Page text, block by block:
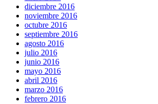
diciembre 2016
noviembre 2016
octubre 2016
septiembre 2016
agosto 2016
julio 2016
junio 2016
mayo 2016
abril 2016
marzo 2016
febrero 2016